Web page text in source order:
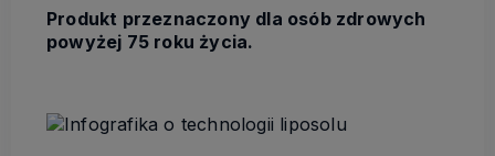
Produkt przeznaczony dla osób zdrowych
powyżej 75 roku życia.